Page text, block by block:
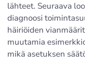
lähteet. Seuraava
diagnoosi
häiriöiden
muutamia
mikä asetuksen